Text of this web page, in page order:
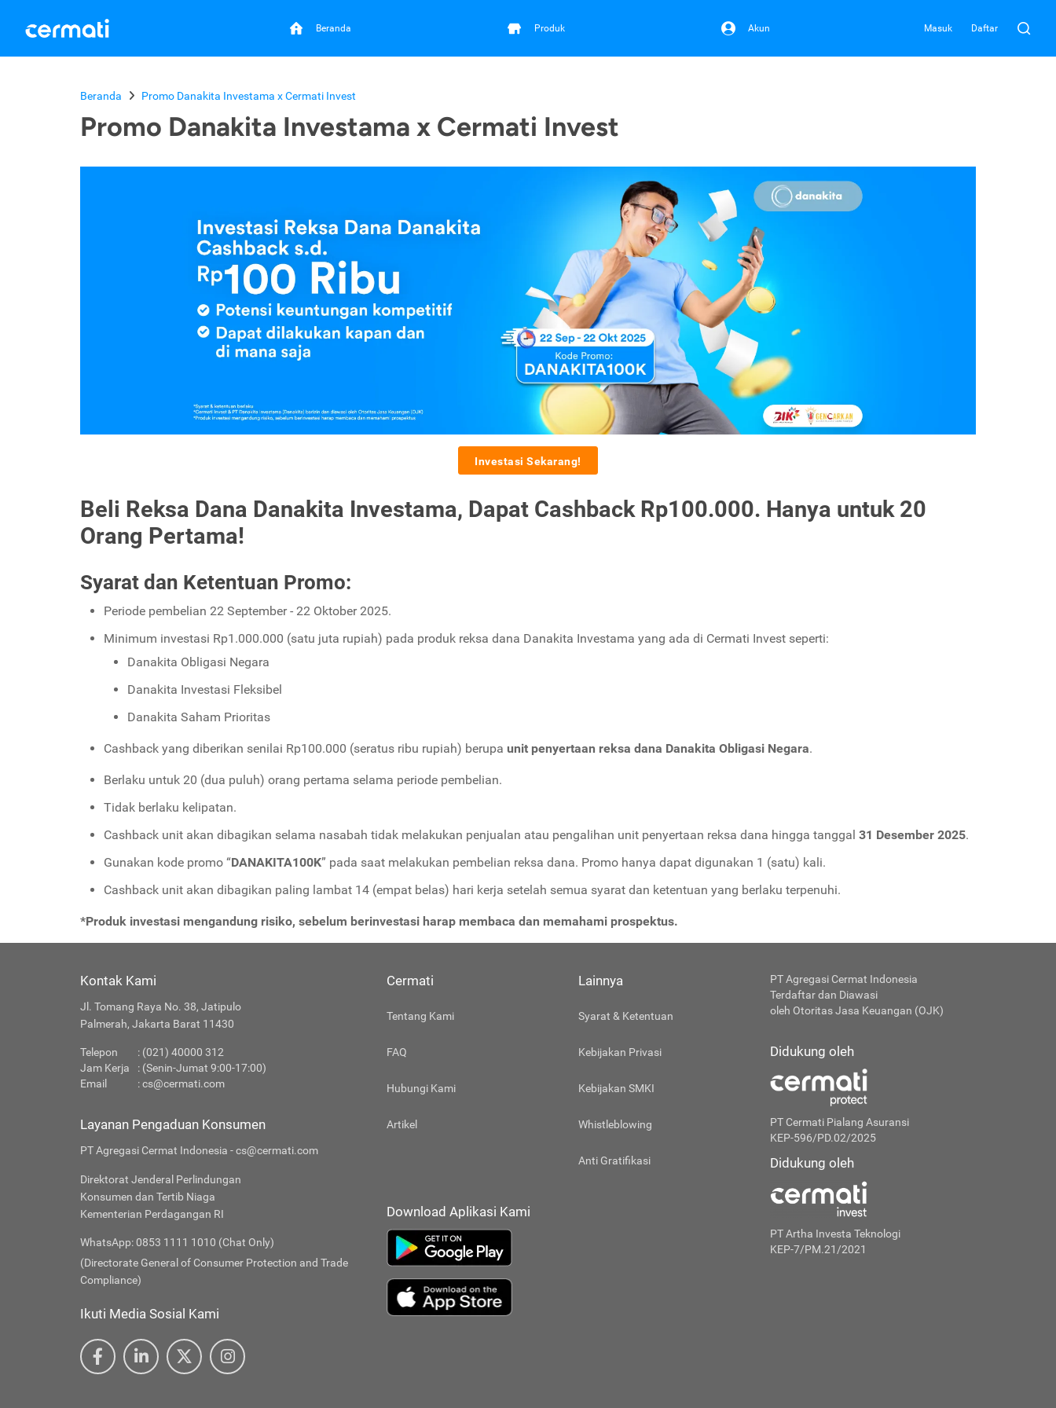
Beranda Produk Akun Masuk Daftar
Beranda Promo Danakita Investama x Cermati Invest
Promo Danakita Investama x Cermati Invest
Investasi Sekarang!
Beli Reksa Dana Danakita Investama, Dapat Cashback Rp100.000. Hanya untuk 20
Orang Pertama!
Syarat dan Ketentuan Promo:
Periode pembelian 22 September - 22 Oktober 2025.
Minimum investasi Rp1.000.000 (satu juta rupiah) pada produk reksa dana Danakita Investama yang ada di Cermati Invest seperti:
Danakita Obligasi Negara
Danakita Investasi Fleksibel
Danakita Saham Prioritas
Cashback yang diberikan senilai Rp100.000 (seratus ribu rupiah) berupa unit penyertaan reksa dana Danakita Obligasi Negara.
Berlaku untuk 20 (dua puluh) orang pertama selama periode pembelian.
Tidak berlaku kelipatan.
Cashback unit akan dibagikan selama nasabah tidak melakukan penjualan atau pengalihan unit penyertaan reksa dana hingga tanggal 31 Desember 2025.
Gunakan kode promo “DANAKITA100K” pada saat melakukan pembelian reksa dana. Promo hanya dapat digunakan 1 (satu) kali.
Cashback unit akan dibagikan paling lambat 14 (empat belas) hari kerja setelah semua syarat dan ketentuan yang berlaku terpenuhi.
*Produk investasi mengandung risiko, sebelum berinvestasi harap membaca dan memahami prospektus.
Kontak Kami
Jl. Tomang Raya No. 38, Jatipulo
Palmerah, Jakarta Barat 11430
Telepon
: (021) 40000 312
Jam Kerja
: (Senin-Jumat 9:00-17:00)
Email
:cs@cermati.com
Layanan Pengaduan Konsumen
PT Agregasi Cermat Indonesia - cs@cermati.com
Direktorat Jenderal Perlindungan
Konsumen dan Tertib Niaga
Kementerian Perdagangan RI
WhatsApp: 0853 1111 1010 (Chat Only)
(Directorate General of Consumer Protection and Trade
Compliance)
Ikuti Media Sosial Kami
Cermati
Tentang Kami
FAQ
Hubungi Kami
Artikel
Lainnya
Syarat & Ketentuan
Kebijakan Privasi
Kebijakan SMKI
Whistleblowing
Anti Gratifikasi
Download Aplikasi Kami
PT Agregasi Cermat Indonesia
Terdaftar dan Diawasi
oleh Otoritas Jasa Keuangan (OJK)
Didukung oleh
PT Cermati Pialang Asuransi
KEP-596/PD.02/2025
Didukung oleh
PT Artha Investa Teknologi
KEP-7/PM.21/2021